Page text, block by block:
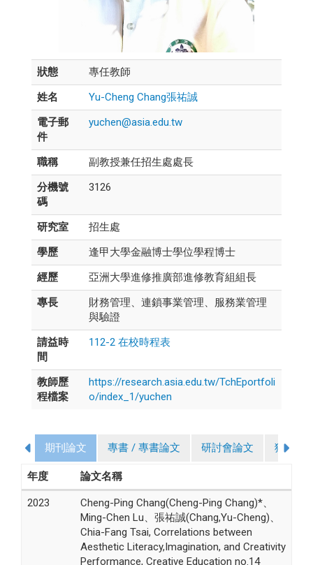
狀態
專任教師
姓名
Yu-Cheng Chang張祐誠
電子郵
件
yuchen@asia.edu.tw
職稱
副教授兼任招生處處長
分機號
碼
3126
研究室
招生處
學歷
逢甲大學金融博士學位學程博士
經歷
亞洲大學進修推廣部進修教育組組長
專長
財務管理、連鎖事業管理、服務業管理
與驗證
請益時
間
112-2 在校時程表
教師歷
程檔案
https://research.asia.edu.tw/TchEportfoli
o/index_1/yuchen
期刊論文 專書 / 專書論文 研討會論文 獲獎
年度 論文名稱
2023
Cheng-Ping Chang(Cheng-Ping Chang)*、
Ming-Chen Lu、張祐誠(Chang,Yu-Cheng)、
Chia-Fang Tsai, Correlations between
Aesthetic Literacy,Imagination, and Creativity
Performance, Creative Education no.14